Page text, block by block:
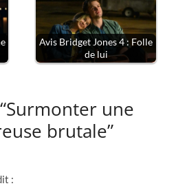
Avis Bridget Jones 4 : Folle
de lui
une
brutale”
: